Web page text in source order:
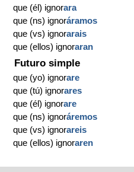
que (él) ignorara
que (ns) ignoráramos
que (vs) ignorarais
que (ellos) ignoraran
Futuro simple
que (yo) ignorare
que (tú) ignorares
que (él) ignorare
que (ns) ignoráremos
que (vs) ignorareis
que (ellos) ignoraren